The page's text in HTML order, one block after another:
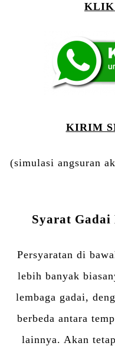
KLIK
KIRIM
(simulasi angsuran
Syarat
Persyaratan di
lebih banyak
lembaga gadai,
berbeda antara
lainnya. Akan